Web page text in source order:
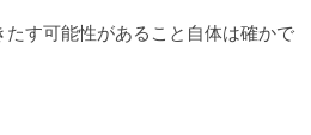
す可能性があること自体は確かで